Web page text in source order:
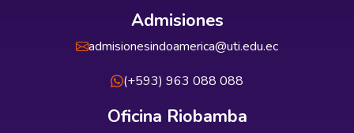
Admisiones
admisionesindoamerica@uti.edu.ec
(+593) 963 088 088
Oficina Riobamba